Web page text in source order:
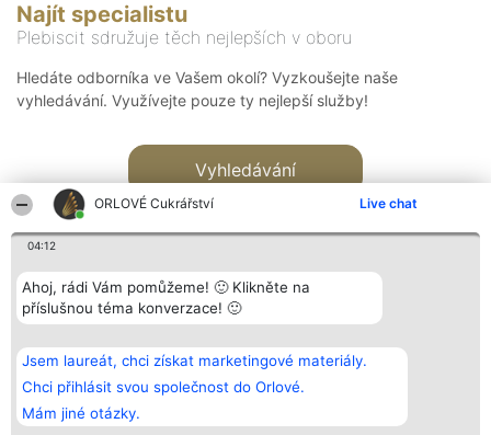
ORLOVÉ Cukrářství Live chat
04:12
Ahoj, rádi Vám pomůžeme! 🙂 Klikněte na
příslušnou téma konverzace! 🙂
Jsem laureát, chci získat marketingové materiály.
Chci přihlásit svou společnost do Orlové.
Mám jiné otázky.
Najít specialistu
Plebiscit sdružuje těch nejlepších v oboru
Hledáte odborníka ve Vašem okolí? Vyzkoušejte naše
vyhledávání. Využívejte pouze ty nejlepší služby!
Vyhledávání
Bright Side Solutions sp. z o.
o. sp. k.
ul. Ruska 22
Wrocław 50-079
KRS 0000749100 | Regon
381313360 | NIP 8943132676
Vítězové
Seznam všech
laureátů
Zásady
Zásady
Kontakt